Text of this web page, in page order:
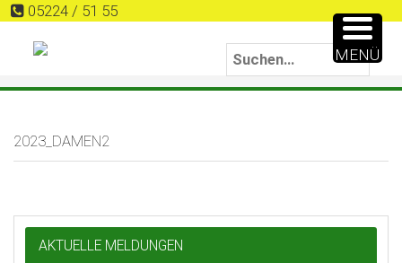
05224 / 51 55
2023_DAMEN2
AKTUELLE MELDUNGEN
MENÜ